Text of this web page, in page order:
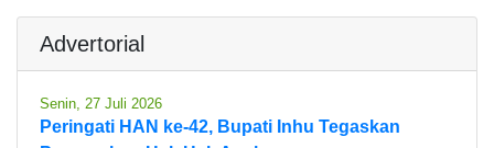
Advertorial
Senin, 27 Juli 2026
Peringati HAN ke-42, Bupati Inhu Tegaskan